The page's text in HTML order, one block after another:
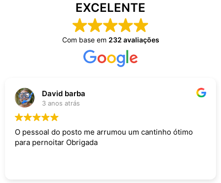
EXCELENTE
Com base em 232 avaliações
David barba
3 anos atrás
O pessoal do posto me arrumou um cantinho ótimo
para pernoitar Obrigada